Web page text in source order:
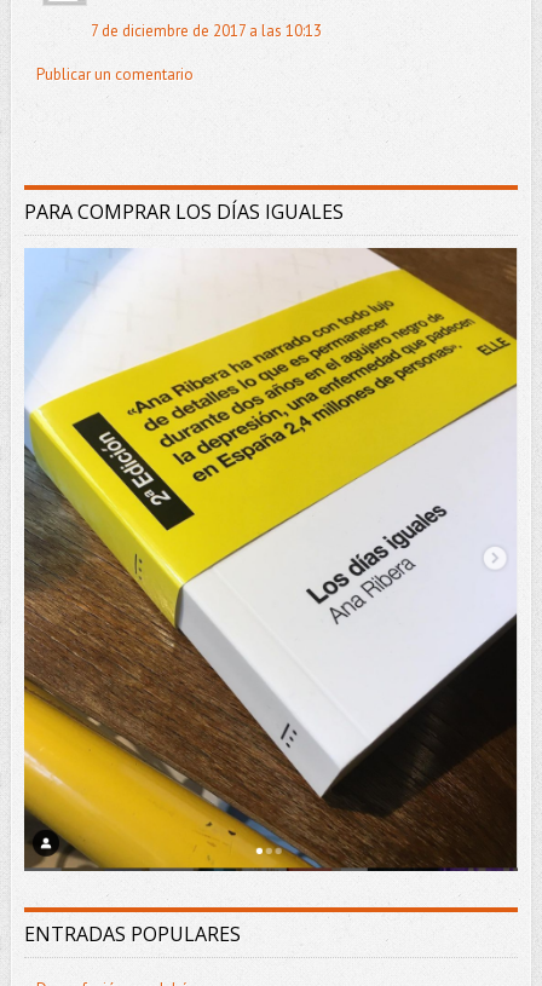
7 de diciembre de 2017 a las 10:13
Publicar un comentario
PARA COMPRAR LOS DÍAS IGUALES
ENTRADAS POPULARES